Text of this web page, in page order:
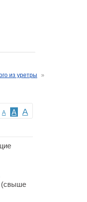
из уретры »
A A A
(свыше